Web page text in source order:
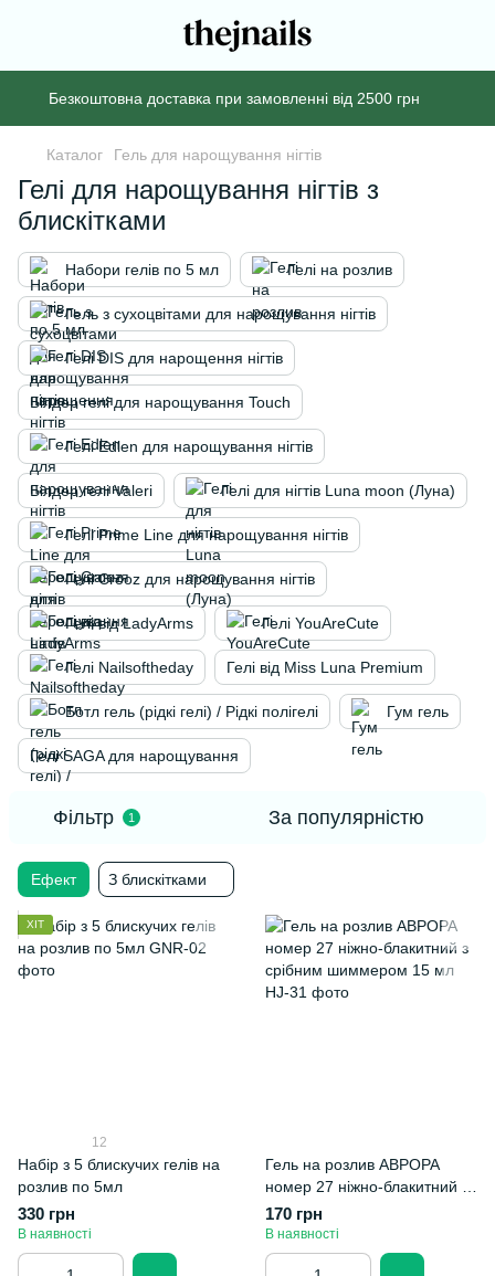
Безкоштовна доставка при замовленні від 2500 грн
Каталог Гель для нарощування нігтів
Гелі для нарощування нігтів з
блискітками
Набори гелів по 5 мл Гелі на розлив
Гель з сухоцвітами для нарощування нігтів
Гелі DIS для нарощення нігтів
Білдер гелі для нарощування Touch
Гелі Edlen для нарощування нігтів
Білдер гелі Valeri Гелі для нігтів Luna moon (Луна)
Гелі Prime Line для нарощування нігтів
Гелі Crooz для нарощування нігтів
Гелі від LadyArms Гелі YouAreCute
Гелі Nailsoftheday Гелі від Miss Luna Premium
Ботл гель (рідкі гелі) / Рідкі полігелі Гум гель
Гелі SAGA для нарощування
Фільтр 1 За популярністю
Ефект З блискітками
ХІТ
12
Набір з 5 блискучих гелів на
розлив по 5мл
330 грн
В наявності
Гель на розлив АВРОРА
номер 27 ніжно-блакитний з
срібним шиммером 15 мл
170 грн
В наявності